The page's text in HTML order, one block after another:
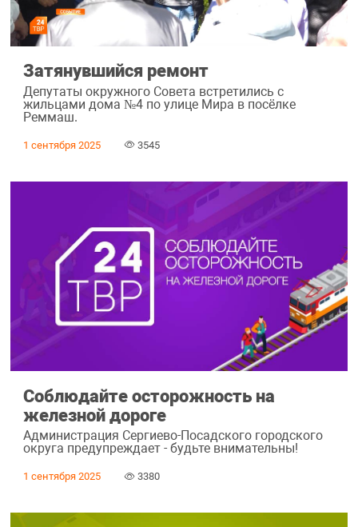
Затянувшийся ремонт
Депутаты окружного Совета встретились с
жильцами дома №4 по улице Мира в посёлке
Реммаш.
1 сентября 2025 3545
Соблюдайте осторожность на
железной дороге
Администрация Сергиево-Посадского городского
округа предупреждает - будьте внимательны!
1 сентября 2025 3380